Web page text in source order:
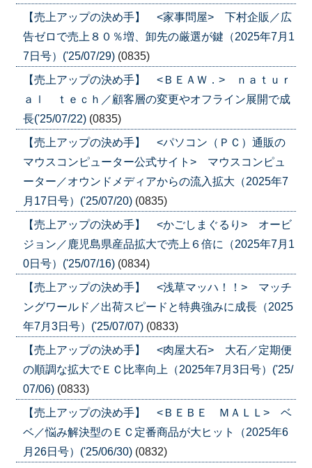
【売上アップの決め手】 <家事問屋> 下村企販／広
告ゼロで売上８０％増、卸先の厳選が鍵（2025年7月1
7日号）('25/07/29) (0835)
【売上アップの決め手】 <ＢＥＡＷ．> ｎａｔｕｒ
ａｌ ｔｅｃｈ／顧客層の変更やオフライン展開で成
長('25/07/22) (0835)
【売上アップの決め手】 <パソコン（ＰＣ）通販の
マウスコンピューター公式サイト> マウスコンピュ
ーター／オウンドメディアからの流入拡大（2025年7
月17日号）('25/07/20) (0835)
【売上アップの決め手】 <かごしまぐるり> オービ
ジョン／鹿児島県産品拡大で売上６倍に（2025年7月1
0日号）('25/07/16) (0834)
【売上アップの決め手】 <浅草マッハ！！> マッチ
ングワールド／出荷スピードと特典強みに成長（2025
年7月3日号）('25/07/07) (0833)
【売上アップの決め手】 <肉屋大石> 大石／定期便
の順調な拡大でＥＣ比率向上（2025年7月3日号）('25/
07/06) (0833)
【売上アップの決め手】 <ＢＥＢＥ ＭＡＬＬ> ベ
ベ／悩み解決型のＥＣ定番商品が大ヒット（2025年6
月26日号）('25/06/30) (0832)